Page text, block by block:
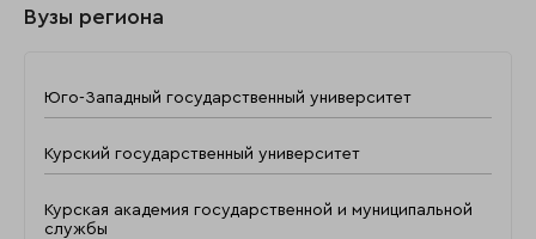
Вузы региона
Юго-Западный государственный университет
Курский государственный университет
Курская академия государственной и муниципальной
службы